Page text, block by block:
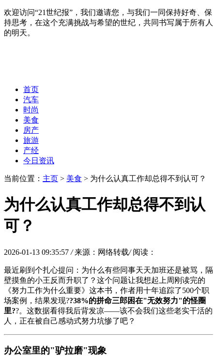
欢迎访问“21世纪报”，我们邀请您，与我们一同保持好奇、保
持思考，在这个充满挑战与希望的世纪，共同书写属于所有人
的明天。
首页
汽车
时尚
美食
房产
旅游
产经
今日资讯
当前位置： 主页 > 美食 > 为什么认真工作却总得不到认可？
为什么认真工作却总得不到认
可？
2026-01-13 09:35:57 / 来源：网络转载/ 阅读：
最近刷到个扎心提问：为什么有些同事天天加班还是被骂，隔
壁摸鱼的小王反而升职了？这个问题让我想起上周刚读完的
《努力工作为什么重要》这本书，作者用十年追踪了500个职
场案例，结果发现??38%的拼命三郎困在"无效努力"的怪圈
里??。这数据看得我后背发凉——该不会我们这些老实干活的
人，正在被自己感动式努力坑惨了吧？
办公室里的"驴拉磨"现象